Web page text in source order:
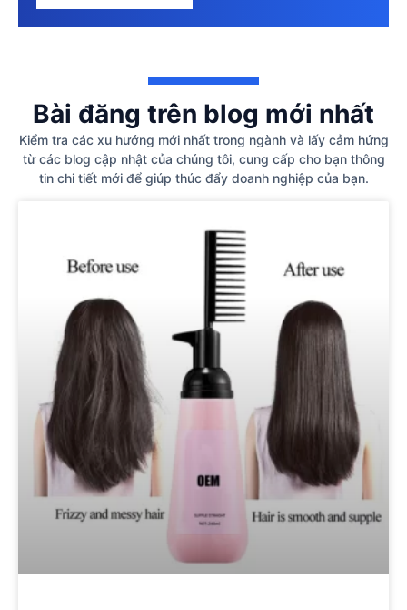
Bài đăng trên blog mới nhất
Kiểm tra các xu hướng mới nhất trong ngành và lấy cảm hứng
từ các blog cập nhật của chúng tôi, cung cấp cho bạn thông
tin chi tiết mới để giúp thúc đẩy doanh nghiệp của bạn.